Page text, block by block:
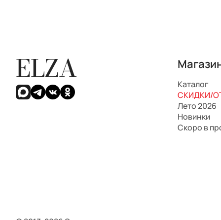
ELZA
Каталог
СКИДКИ/
Лето 2026
Новинки
Скоро в